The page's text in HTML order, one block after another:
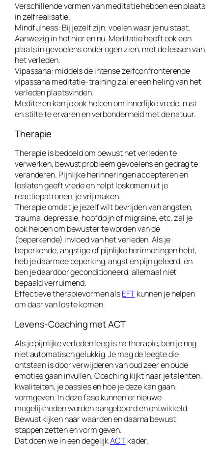
Verschillende vormen van meditatie hebben een plaats
in zelfrealisatie.
Mindfulness: Bij jezelf zijn, voelen waar je nu staat.
Aanwezig in het hier en nu. Meditatie heeft ook een
plaats in gevoelens onder ogen zien, met de lessen van
het verleden.
Vipassana: middels de intense zelfconfronterende
vipassana meditatie-training zal er een heling van het
verleden plaatsvinden.
Mediteren kan je ook helpen om innerlijke vrede, rust
en stilte te ervaren en verbondenheid met de natuur.
Therapie
Therapie is bedoeld om bewust het verleden te
verwerken, bewust probleem gevoelens en gedrag te
veranderen. Pijnlijke herinneringen accepteren en
loslaten geeft vrede en helpt loskomen uit je
reactiepatronen, je vrij maken.
Therapie omdat je jezelf wilt bevrijden van angsten,
trauma, depressie, hoofdpijn of migraine, etc. zal je
ook helpen om bewuster te worden van de
(beperkende) invloed van het verleden. Als je
beperkende, angstige of pijnlijke herinneringen hebt,
heb je daarmee beperking, angst en pijn geleerd, en
ben je daardoor geconditioneerd, allemaal niet
bepaald verruimend.
Effectieve therapievormen alsEFTkunnen je helpen
om daar van los te komen.
Levens-Coaching met ACT
Als je pijnlijke verleden leeg is na therapie, ben je nog
niet automatisch gelukkig. Je mag de leegte die
ontstaan is door verwijderen van oud zeer en oude
emoties gaan invullen. Coaching kijkt naar je talenten,
kwaliteiten, je passies en hoe je deze kan gaan
vormgeven. In deze fase kunnen er nieuwe
mogelijkheden worden aangeboord en ontwikkeld.
Bewust kijken naar waarden en daarna bewust
stappen zetten en vorm geven.
Dat doen we in een degelijkACTkader.